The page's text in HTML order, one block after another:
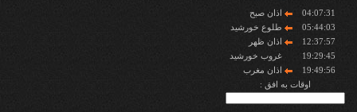
04:07:31
اذان صبح
05:44:03
طلوع خورشید
12:37:57
اذان ظهر
19:29:45
غروب خورشید
19:49:56
اذان مغرب
اوقات به افق :